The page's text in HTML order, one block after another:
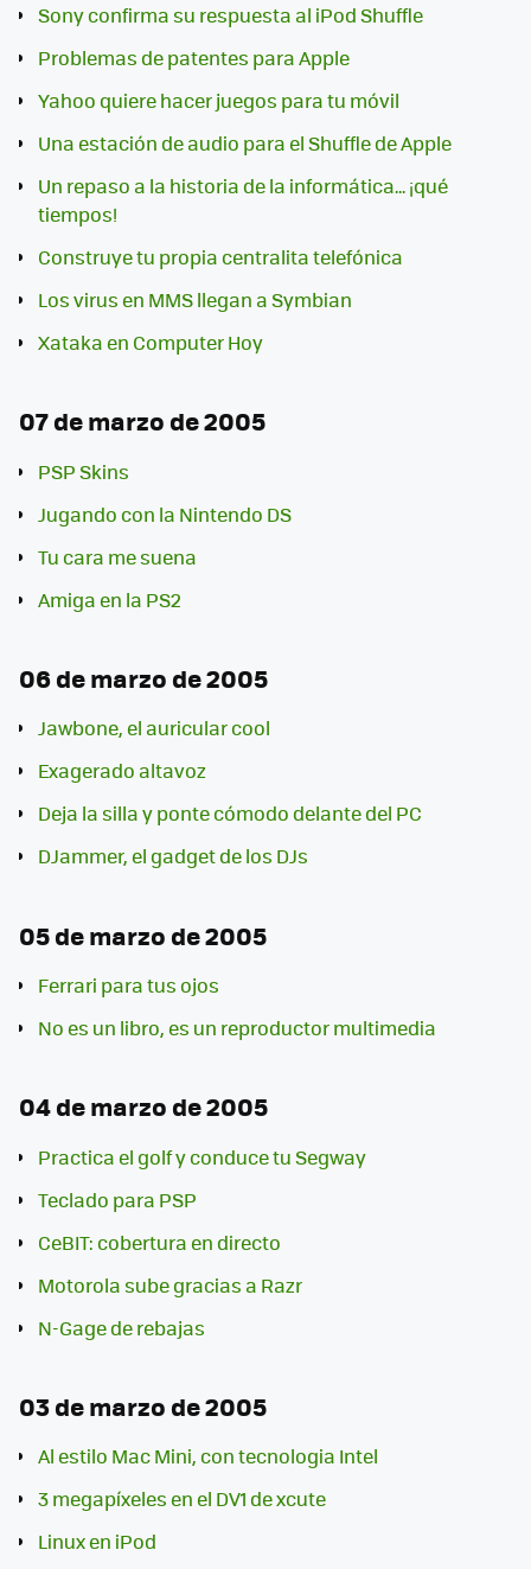
Sony confirma su respuesta al iPod Shuffle
Problemas de patentes para Apple
Yahoo quiere hacer juegos para tu móvil
Una estación de audio para el Shuffle de Apple
Un repaso a la historia de la informática... ¡qué
tiempos!
Construye tu propia centralita telefónica
Los virus en MMS llegan a Symbian
Xataka en Computer Hoy
07 de marzo de 2005
PSP Skins
Jugando con la Nintendo DS
Tu cara me suena
Amiga en la PS2
06 de marzo de 2005
Jawbone, el auricular cool
Exagerado altavoz
Deja la silla y ponte cómodo delante del PC
DJammer, el gadget de los DJs
05 de marzo de 2005
Ferrari para tus ojos
No es un libro, es un reproductor multimedia
04 de marzo de 2005
Practica el golf y conduce tu Segway
Teclado para PSP
CeBIT: cobertura en directo
Motorola sube gracias a Razr
N-Gage de rebajas
03 de marzo de 2005
Al estilo Mac Mini, con tecnologia Intel
3 megapíxeles en el DV1 de xcute
Linux en iPod